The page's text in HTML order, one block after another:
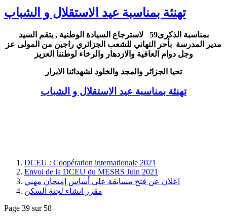
تهنئة بمناسبة عيد الاستقلال و الشباب
بمناسبة الذكرى59 لاسترجاع السيادة الوطنية , يتقم السيد
مدير المدرسة بأحر التهاني للشعب الجزائري راجين من المولى عز
وجل دوام العافية والازدهار والرخاء لوطننا العزيز
تحيا الجزائر والمجد والخلود لشهدائنا الابرار
تهنئة بمناسبة عيد الاستقلال و الشباب
DCEU : Coopération internationale 2021
Envoi de la DCEU du MESRS Juin 2021
اعلان عن فتح مسابقة على أساس إمتحان مهني
مقرر انشاء لجنة السكن
Page 39 sur 58